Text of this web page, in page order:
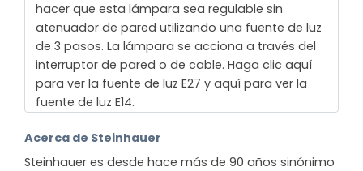
hacer que esta lámpara sea regulable sin
atenuador de pared utilizando una fuente de luz
de 3 pasos. La lámpara se acciona a través del
interruptor de pared o de cable. Haga clic aquí
para ver la fuente de luz E27 y aquí para ver la
fuente de luz E14.
Acerca de Steinhauer
Steinhauer es desde hace más de 90 años sinónimo